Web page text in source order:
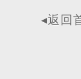
◂返回